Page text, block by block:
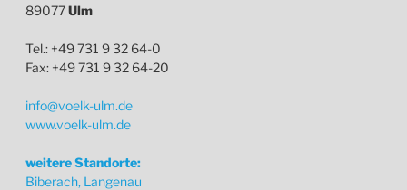
89077Ulm
Tel.: +49 731 9 32 64-0
Fax: +49 731 9 32 64-20
info@voelk-ulm.de
www.voelk-ulm.de
weitere Standorte:
Biberach, Langenau